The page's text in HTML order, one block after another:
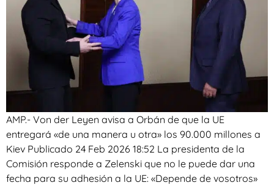
AMP.- Von der Leyen avisa a Orbán de que la UE
entregará «de una manera u otra» los 90.000 millones a
Kiev Publicado 24 Feb 2026 18:52 La presidenta de la
Comisión responde a Zelenski que no le puede dar una
fecha para su adhesión a la UE: «Depende de vosotros»